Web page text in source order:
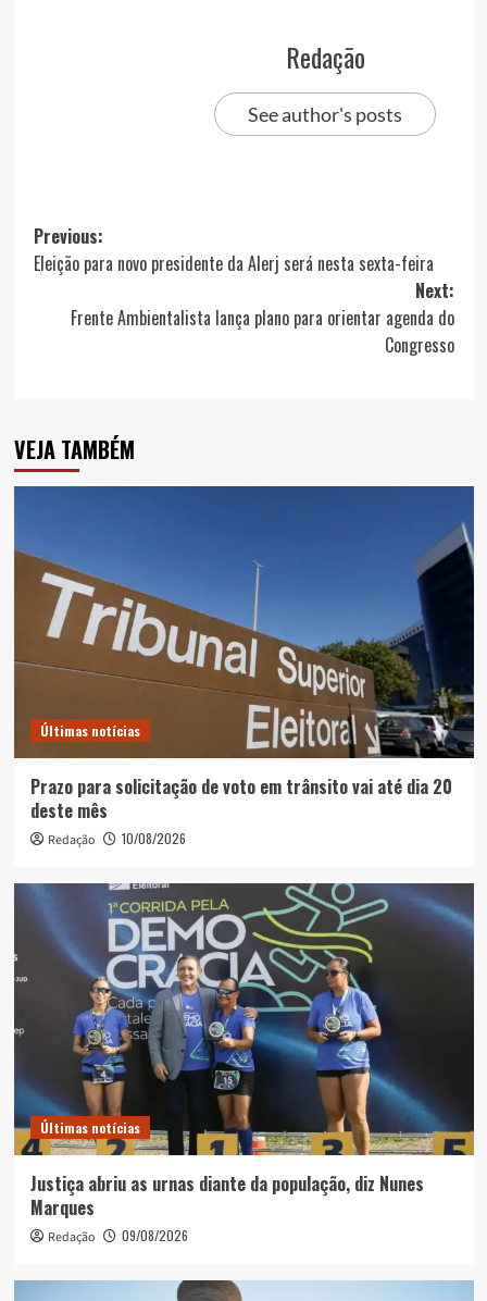
Redação
See author's posts
Post
navigation
Previous:
Eleição para novo presidente da Alerj será nesta sexta-feira
Next:
Frente Ambientalista lança plano para orientar agenda do
Congresso
VEJA TAMBÉM
Últimas notícias
Prazo para solicitação de voto em trânsito vai até dia 20
deste mês
Redação 10/08/2026
Últimas notícias
Justiça abriu as urnas diante da população, diz Nunes
Marques
Redação 09/08/2026